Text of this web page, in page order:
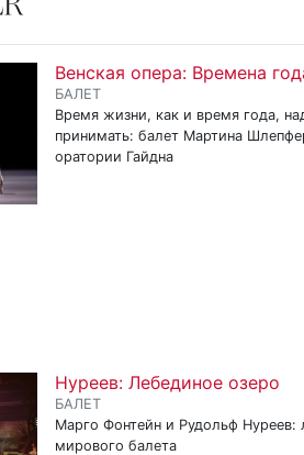
Венская опера: Времена
БАЛЕТ
Время жизни, как и время года,
принимать: балет Мартина
оратории Гайдна
Нуреев: Лебединое озеро
БАЛЕТ
Марго Фонтейн и Рудольф Нуреев:
мирового балета